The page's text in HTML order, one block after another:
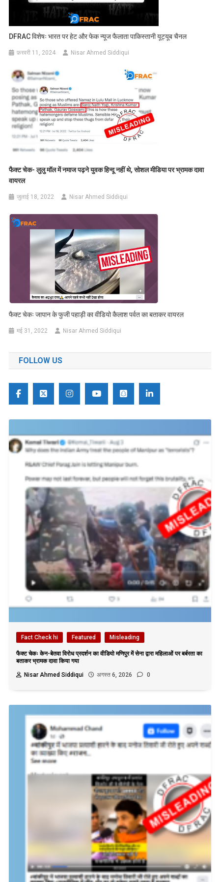
DFRAC विशेषः भारत पर हेट और फेक न्यूज फैलाता पाकिस्तानी यूट्यूब चैनल
फ़रवरी 11, 2024 Nisar Ahmed Siddiqui
फैक्ट चेक- लुलु मॉल में नमाज पढ़ने युवक हिन्दू नहीं थे, सोशल मीडिया पर भ्रामक दावा
वायरल
जुलाई 18, 2022 Nisar Ahmed Siddiqui
फैक्ट चेकः जापान के फुजी पहाड़ी का वीडियो कैलाश पर्वत का बताकर वायरल
मई 31, 2022 Nisar Ahmed Siddiqui
FOLLOW US
Fact Check hi Featured Misleading
फैक्ट चेकः केन-बेतवा विरोध प्रदर्शन का वीडियो मणिपुर में सेना द्वारा महिलाओं पर बर्बरता का
बताकर भ्रामक दावा किया गया
Nisar Ahmed Siddiqui
अगस्त 6, 2026 0